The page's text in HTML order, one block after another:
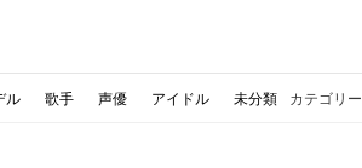
カテゴリー
ル 歌手 声優 アイドル 未分類